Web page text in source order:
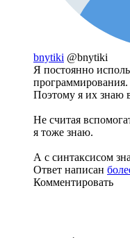
bnytiki @bnytiki
Я постоянно
программирования.
Поэтому я их знаю
Не считая
я тоже знаю.
А с синтаксисом
Ответ написан
Комментировать